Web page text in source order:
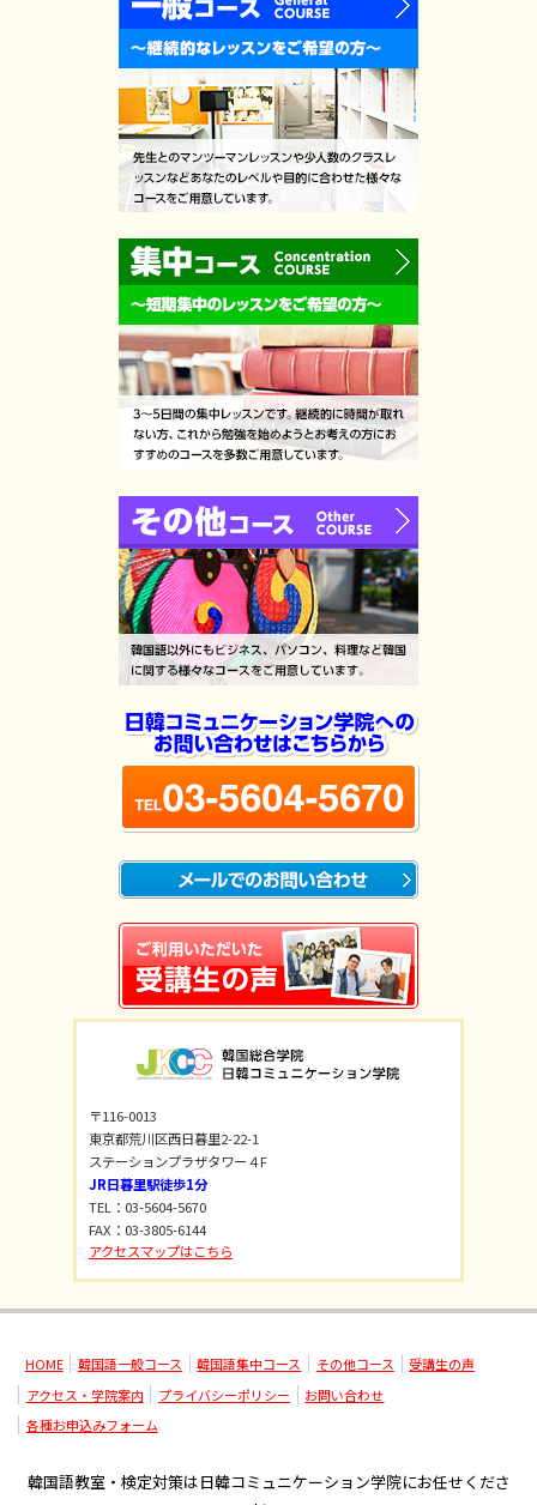
〒116-0013
東京都荒川区西日暮里2-22-1
ステーションプラザタワー４F
JR日暮里駅徒歩1分
TEL：03-5604-5670
FAX：03-3805-6144
アクセスマップはこちら
HOME 韓国語一般コース 韓国語集中コース その他コース
受講生の声
アクセス・学院案内
プライバシーポリシー
お問い合わせ
各種お申込みフォーム
韓国語教室・検定対策は日韓コミュニケーション学院にお任せくださ